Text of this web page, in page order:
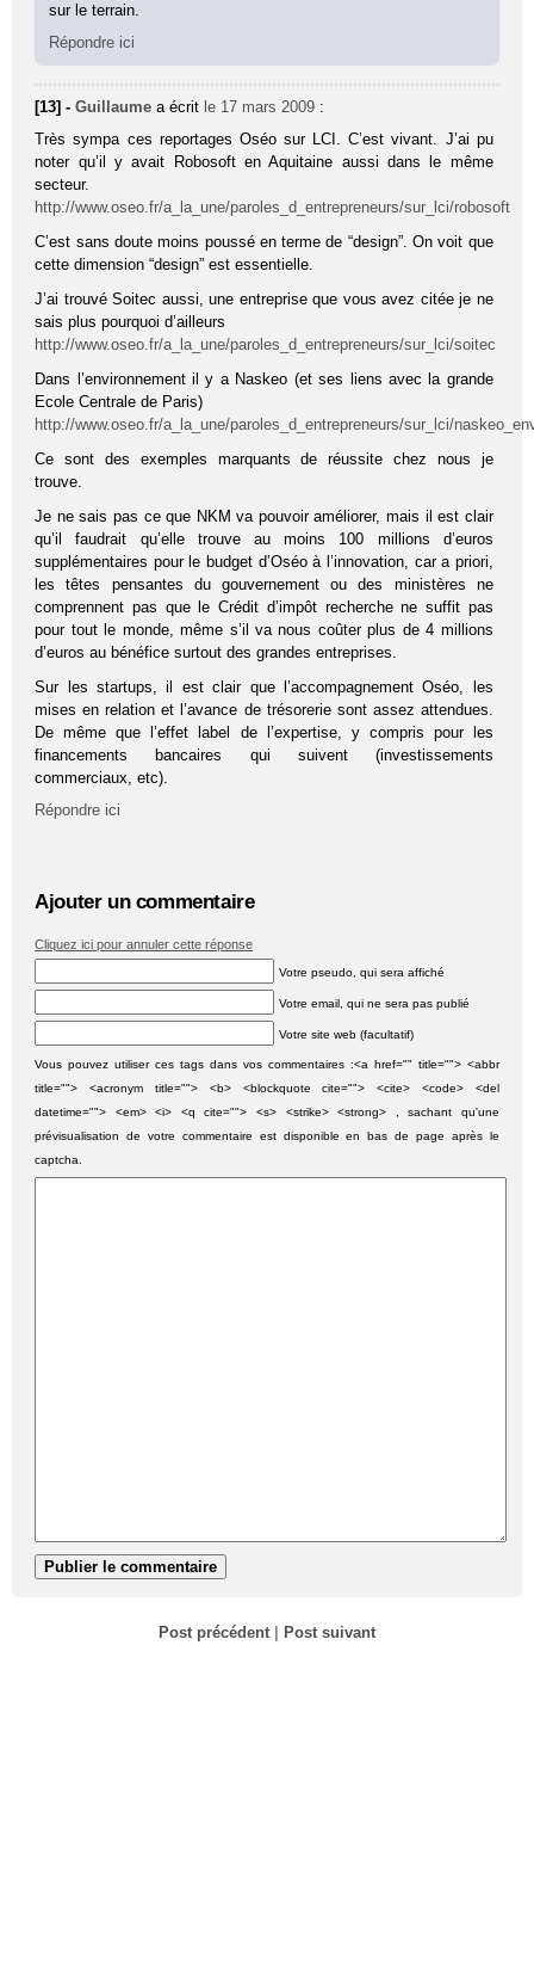
sur le terrain.
Répondre ici
[13] -Guillaume a écrit le 17 mars 2009 :
Très sympa ces reportages Oséo sur LCI. C’est vivant. J’ai pu
noter qu’il y avait Robosoft en Aquitaine aussi dans le même
secteur.
http://www.oseo.fr/a_la_une/paroles_d_entrepreneurs/sur_lci/robosoft
C’est sans doute moins poussé en terme de “design”. On voit que
cette dimension “design” est essentielle.
J’ai trouvé Soitec aussi, une entreprise que vous avez citée je ne
sais plus pourquoi d’ailleurs
http://www.oseo.fr/a_la_une/paroles_d_entrepreneurs/sur_lci/soitec
Dans l’environnement il y a Naskeo (et ses liens avec la grande
Ecole Centrale de Paris)
http://www.oseo.fr/a_la_une/paroles_d_entrepreneurs/sur_lci/
Ce sont des exemples marquants de réussite chez nous je
trouve.
Je ne sais pas ce que NKM va pouvoir améliorer, mais il est clair
qu’il faudrait qu’elle trouve au moins 100 millions d’euros
supplémentaires pour le budget d’Oséo à l’innovation, car a priori,
les têtes pensantes du gouvernement ou des ministères ne
comprennent pas que le Crédit d’impôt recherche ne suffit pas
pour tout le monde, même s’il va nous coûter plus de 4 millions
d’euros au bénéfice surtout des grandes entreprises.
Sur les startups, il est clair que l’accompagnement Oséo, les
mises en relation et l’avance de trésorerie sont assez attendues.
De même que l’effet label de l’expertise, y compris pour les
financements bancaires qui suivent (investissements
commerciaux, etc).
Répondre ici
Ajouter un commentaire
Cliquez ici pour annuler cette réponse
Votre pseudo, qui sera affiché
Votre email, qui ne sera pas publié
Votre site web (facultatif)
Vous pouvez utiliser ces tags dans vos commentaires :<a href="" title=""> <abbr
title=""> <acronym title=""> <b> <blockquote cite=""> <cite> <code> <del
datetime=""> <em> <i> <q cite=""> <s> <strike> <strong> , sachant qu'une
prévisualisation de votre commentaire est disponible en bas de page après le
captcha.
Post précédent | Post suivant